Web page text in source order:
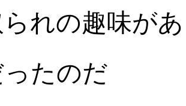
れの趣味が
ったのだ